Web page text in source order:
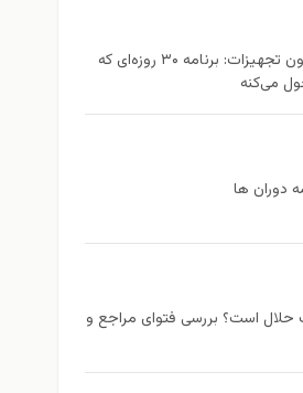
تمرین در خانه بدون تجهیزات: برنامه ۳۰ روزه‌ای که
می‌کنه
حلال است؟ بررسی فتوای مراجع و